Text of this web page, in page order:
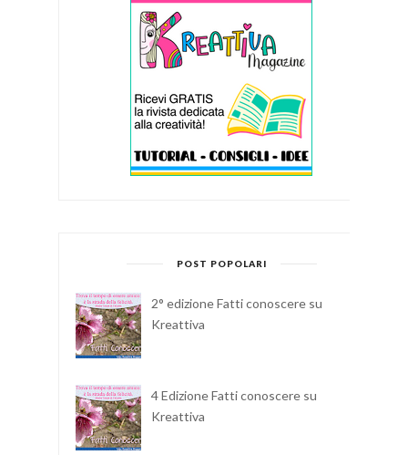
POST POPOLARI
2° edizione Fatti conoscere su
Kreattiva
4 Edizione Fatti conoscere su
Kreattiva